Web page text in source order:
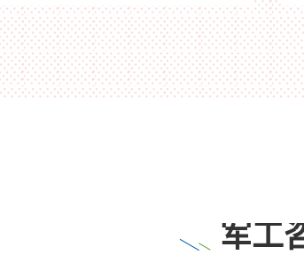
保卫工作的要求。因此，建立先进的保密
安全防范管理系统势在必行。
军工